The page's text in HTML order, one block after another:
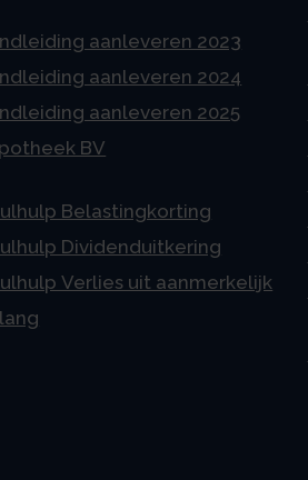
aanleveren 2023
aanleveren 2024
aanleveren 2025
BV
Belastingkorting
Dividenduitkering
Verlies uit aanmerkelijk